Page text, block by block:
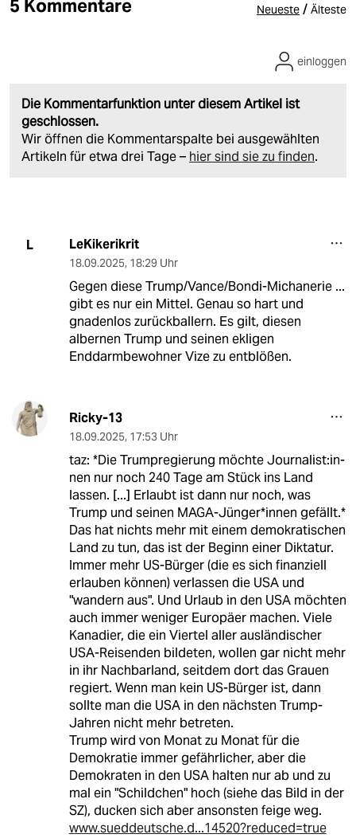
5 Kommentare Neueste / Älteste
Die Kommentarfunktion unter diesem Artikel ist
geschlossen.
Wir öffnen die Kommentarspalte bei ausgewählten
Artikeln für etwa drei Tage – hier sind sie zu finden.
einloggen
L LeKikerikrit
18.09.2025, 18:29 Uhr
Gegen diese Trump/Vance/Bondi-Michanerie ...
gibt es nur ein Mittel. Genau so hart und
gnadenlos zurückballern. Es gilt, diesen
albernen Trump und seinen ekligen
Enddarmbewohner Vize zu entblößen.
Ricky-13
18.09.2025, 17:53 Uhr
taz: *Die Trumpregierung möchte Jour­na­lis­t:in­
nen nur noch 240 Tage am Stück ins Land
lassen. [...] Erlaubt ist dann nur noch, was
Trump und seinen MAGA-Jünger*innen gefällt.*
Das hat nichts mehr mit einem demokratischen
Land zu tun, das ist der Beginn einer Diktatur.
Immer mehr US-Bürger (die es sich finanziell
erlauben können) verlassen die USA und
"wandern aus". Und Urlaub in den USA möchten
auch immer weniger Europäer machen. Viele
Kanadier, die ein Viertel aller ausländischer
USA-Reisenden bildeten, wollen gar nicht mehr
in ihr Nachbarland, seitdem dort das Grauen
regiert. Wenn man kein US-Bürger ist, dann
sollte man die USA in den nächsten Trump-
Jahren nicht mehr betreten.
Trump wird von Monat zu Monat für die
Demokratie immer gefährlicher, aber die
Demokraten in den USA halten nur ab und zu
mal ein "Schildchen" hoch (siehe das Bild in der
SZ), ducken sich aber ansonsten feige weg.
www.sueddeutsche.d...14520?reduced=true